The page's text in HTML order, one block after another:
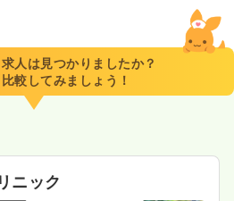
第二新卒可 時給1,400円以上可
人は見つかりましたか？
較してみましょう！
ニック